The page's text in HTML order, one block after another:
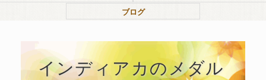
ブログ
インディアカのメダル